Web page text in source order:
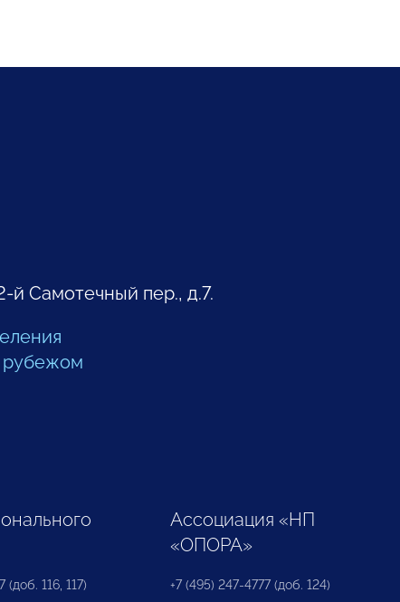
й Самотечный пер., д.7.
рубежом
(доб. 116, 117)
Ассоциация «НП
«ОПОРА»
+7 (495) 247-4777 (доб. 124)